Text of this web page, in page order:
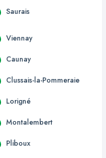
Saurais
Viennay
Caunay
Clussais-la-Pommeraie
Lorigné
Montalembert
Pliboux